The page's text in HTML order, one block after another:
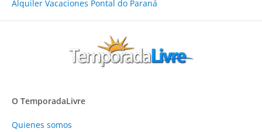
Alquiler Vacaciones Pontal do Paraná
O TemporadaLivre
Quienes somos